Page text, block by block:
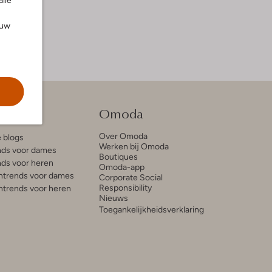
blogs
voor dames
voor heren
voor dames
voor heren
Omoda
Over Omoda
Werken bij Omoda
Boutiques
Omoda-app
Corporate Social
Responsibility
Nieuws
Toegankelijkheidsverklaring